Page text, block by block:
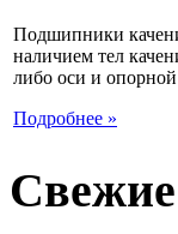
Подшипники
наличием тел
либо оси и
Подробнее »
Свежие